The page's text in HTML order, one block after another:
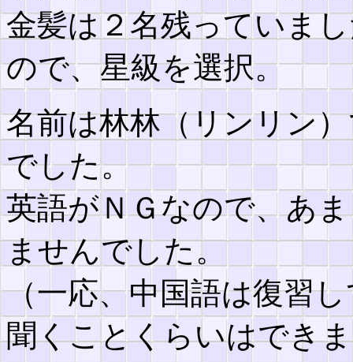
金髪は２名残っていま
ので、星級を選択。
名前は林林（リンリン
でした。
英語がＮＧなので、あ
ませんでした。
（一応、中国語は復習
聞くことくらいはでき